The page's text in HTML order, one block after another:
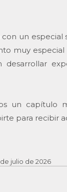
un
muy
un capítulo
para recibir